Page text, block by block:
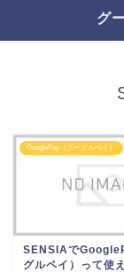
グ
GooglePay（グーグルペイ）
SENSIAで
グルペイ）って使